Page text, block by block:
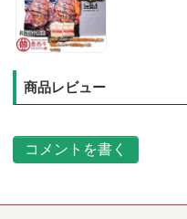
商品レビュー
コメントを書く